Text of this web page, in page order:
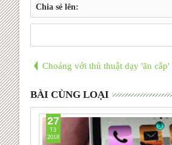
Chia sẻ lên:
Choáng với thủ thuật dạy 'ăn
BÀI CÙNG LOẠI
27
T3
2018